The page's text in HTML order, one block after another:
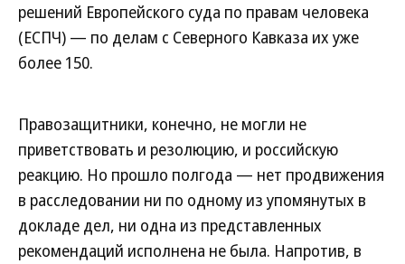
решений Европейского суда по правам человека
(ЕСПЧ) — по делам с Северного Кавказа их уже
более 150.
Правозащитники, конечно, не могли не
приветствовать и резолюцию, и российскую
реакцию. Но прошло полгода — нет продвижения
в расследовании ни по одному из упомянутых в
докладе дел, ни одна из представленных
рекомендаций исполнена не была. Напротив, в